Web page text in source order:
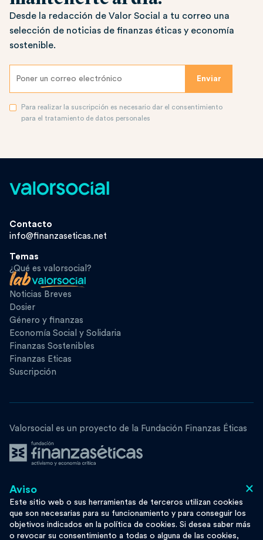
Desde la redacción de Valor Social a tu correo una
selección de noticias de finanzas éticas y economía
sostenible.
Para realizar la suscripción es necesario dar el consentimiento
para el tratamiento de datos personales
Contacto
info@finanzaseticas.net
Temas
¿Qué es valorsocial?
Noticias Breves
Dosier
Género y finanzas
Economía Social y Solidaria
Finanzas Sostenibles
Finanzas Eticas
Suscripción
Valorsocial es un proyecto de la Fundación Finanzas Éticas
Síguenos ×
Aviso
Este sitio web o sus herramientas de terceros utilizan cookies
que son necesarias para su funcionamiento y para conseguir los
objetivos indicados en la política de cookies. Si desea saber más
o revocar su consentimiento a todas o alguna de las cookies,